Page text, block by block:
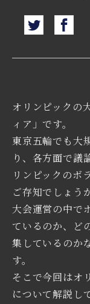
オリンピックの
ィア」です。
東京五輪でも大
り、各方面で議
リンピックのボ
ご存知でしょうか
大会運営の中で
ているのか、ど
集しているのか
す。
そこで今回はオ
について解説し